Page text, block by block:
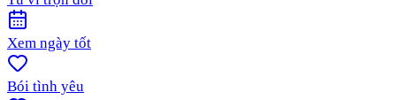
Xem ngày tốt
Bói tình yêu